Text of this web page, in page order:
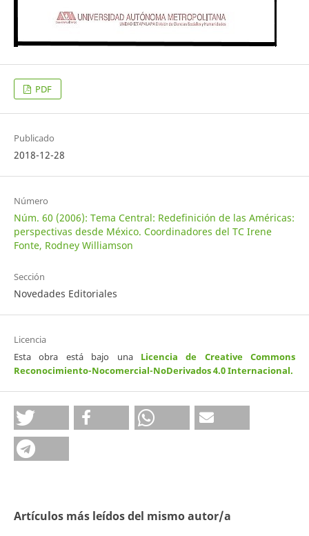
PDF
Publicado
2018-12-28
Número
Núm. 60 (2006): Tema Central: Redefinición de las Américas:
perspectivas desde México. Coordinadores del TC Irene
Fonte, Rodney Williamson
Sección
Novedades Editoriales
Licencia
Esta obra está bajo una Licencia de Creative Commons
Reconocimiento-Nocomercial-NoDerivados 4.0 Internacional.
Artículos más leídos del mismo autor/a